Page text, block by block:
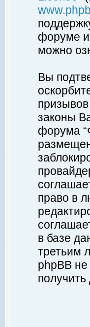
форуме и
можно
Вы
законы
форума
право в
в базе
третьим
phpBB не